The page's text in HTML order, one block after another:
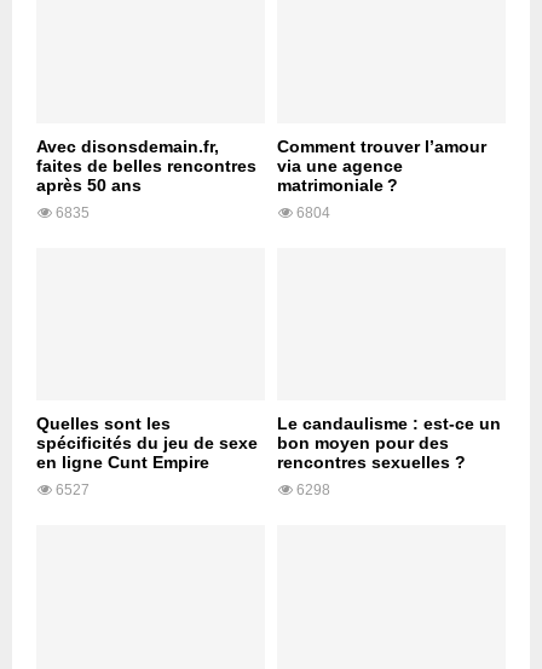
Avec disonsdemain.fr,
faites de belles rencontres
après 50 ans
6835
Comment trouver l’amour
via une agence
matrimoniale ?
6804
Quelles sont les
spécificités du jeu de sexe
en ligne Cunt Empire
6527
Le candaulisme : est-ce un
bon moyen pour des
rencontres sexuelles ?
6298